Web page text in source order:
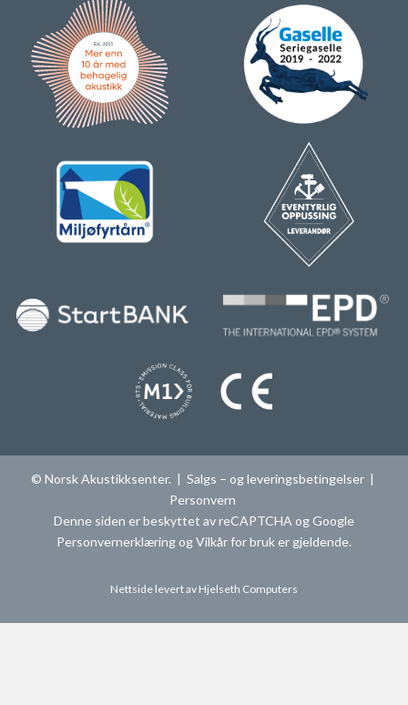
© Norsk Akustikksenter. | Salgs – og leveringsbetingelser |
Personvern
Denne siden er beskyttet av reCAPTCHA og Google
PersonvernerklæringogVilkår for bruker gjeldende.
Nettside levert av Hjelseth Computers